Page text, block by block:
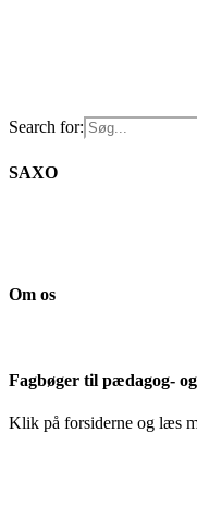
Search for:
SAXO
Om os
Fagbøger til pædagog-
Klik på forsiderne og læs